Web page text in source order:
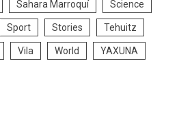
Sahara Marroquí Science
Sport Stories Tehuitz
Vila World YAXUNA